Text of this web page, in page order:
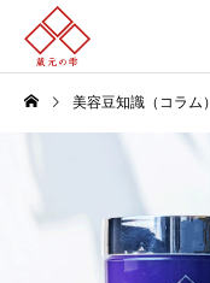
美容豆知識（コラム）